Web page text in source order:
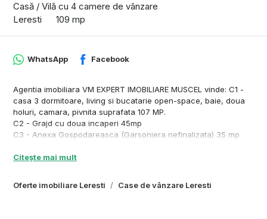
Casă / Vilă cu 4 camere de vânzare
Leresti
109 mp
Oferte imobiliare Leresti Case de vânzare Leresti
WhatsApp Facebook
Agentia imobiliara VM EXPERT IMOBILIARE MUSCEL vinde: C1 -
casa 3 dormitoare, living si bucatarie open-space, baie, doua
holuri, camara, pivnita suprafata 107 MP.
C2 - Grajd cu doua incaperi 45mp
C3 - Anexa Gospodareasca (Garsoniera nefinalizata) 35 mp
faneata.
Citește mai mult